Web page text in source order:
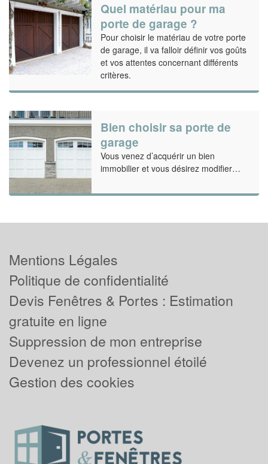
Quel matériau pour ma
porte de garage ?
Pour choisir le matériau de votre porte
de garage, il va falloir définir vos goûts
et vos attentes concernant différents
critères.
Bien choisir sa porte de
garage
Vous venez d’acquérir un bien
immobilier et vous désirez modifier…
Mentions Légales
Politique de confidentialité
Devis Fenêtres & Portes : Estimation
gratuite en ligne
Suppression de mon entreprise
Devenez un professionnel étoilé
Gestion des cookies